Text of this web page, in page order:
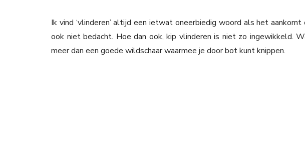
Ik vind ‘vlinderen’ altijd een ietwat oneerbiedig woord als het
ook niet bedacht. Hoe dan ook, kip vlinderen is niet zo ingewikkeld.
meer dan een goede wildschaar waarmee je door bot kunt knippen.